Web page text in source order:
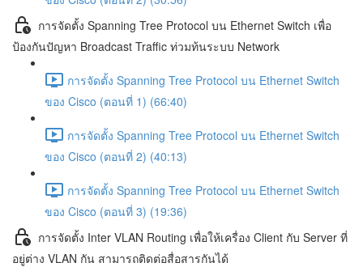
การจัดตั้ง Spanning Tree Protocol บน Ethernet Switch เพื่อ
ป้องกันปัญหา Broadcast Traffic ท่วมท้นระบบ Network
การจัดตั้ง Spanning Tree Protocol บน Ethernet Switch
ของ Cisco (ตอนที่ 1) (66:40)
การจัดตั้ง Spanning Tree Protocol บน Ethernet Switch
ของ Cisco (ตอนที่ 2) (40:13)
การจัดตั้ง Spanning Tree Protocol บน Ethernet Switch
ของ Cisco (ตอนที่ 3) (19:36)
การจัดตั้ง Inter VLAN Routing เพื่อให้เครื่อง Client กับ Server ที่
อยู่ต่าง VLAN กัน สามารถติดต่อสื่อสารกันได้